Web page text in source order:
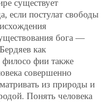
существует
если постулат свободы
бога —
как
филосо фии также
совершенно
из природы и
Понять человека